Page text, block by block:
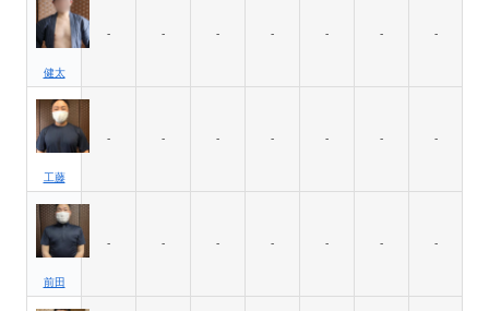
健太
- - - - - - -
工藤
- - - - - - -
前田
- - - - - - -